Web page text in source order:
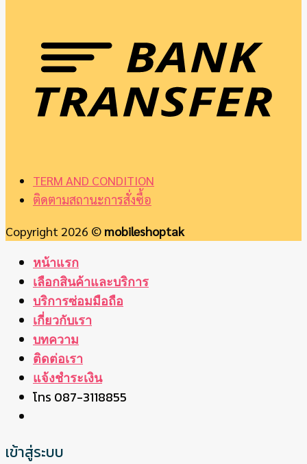
TERM AND CONDITION
ติดตามสถานะการสั่งซื้อ
Copyright 2026 © mobileshoptak
หน้าแรก
เลือกสินค้าและบริการ
บริการซ่อมมือถือ
เกี่ยวกับเรา
บทความ
ติดต่อเรา
แจ้งชำระเงิน
โทร 087-3118855
เข้าสู่ระบบ